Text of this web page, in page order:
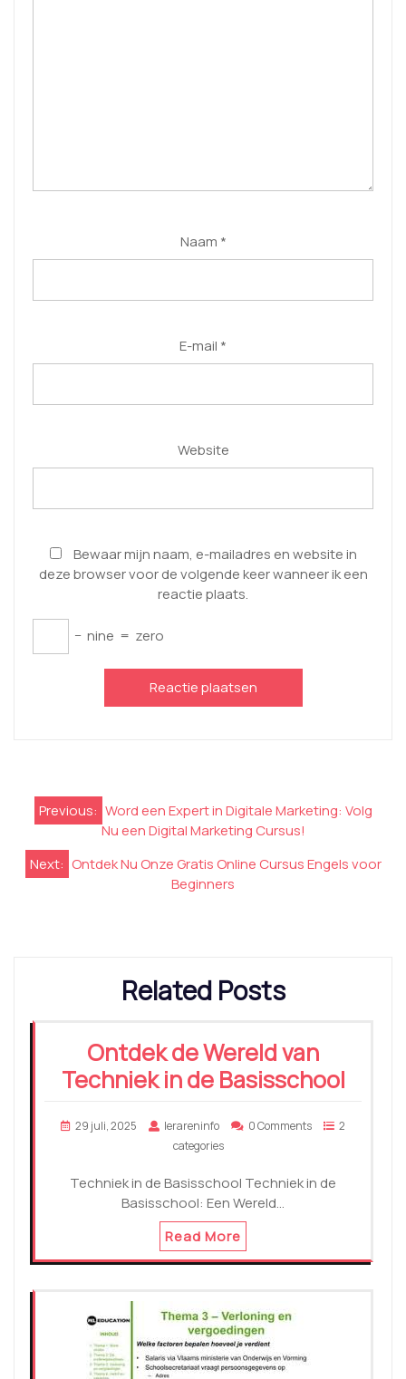
Naam *
E-mail *
Website
Bewaar mijn naam, e-mailadres en website in
deze browser voor de volgende keer wanneer ik een
reactie plaats.
− nine = zero
Berichtnavigatie
Previous: Word een Expert in Digitale Marketing: Volg
Nu een Digital Marketing Cursus!
Next: Ontdek Nu Onze Gratis Online Cursus Engels voor
Beginners
Related Posts
Ontdek de Wereld van
Techniek in de Basisschool
29 juli, 2025 lerareninfo 0 Comments
2
categories
Techniek in de Basisschool Techniek in de
Basisschool: Een Wereld…
Read More